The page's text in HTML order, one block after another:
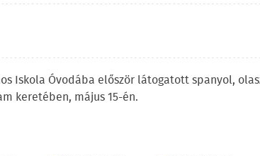
Iskola Óvodába először látogatott spanyol,
keretében, május 15-én.